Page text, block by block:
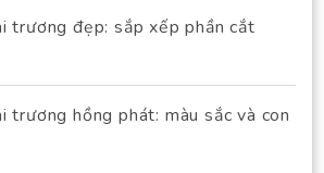
trương đẹp: sắp xếp phần cắt
trương hồng phát: màu sắc và con